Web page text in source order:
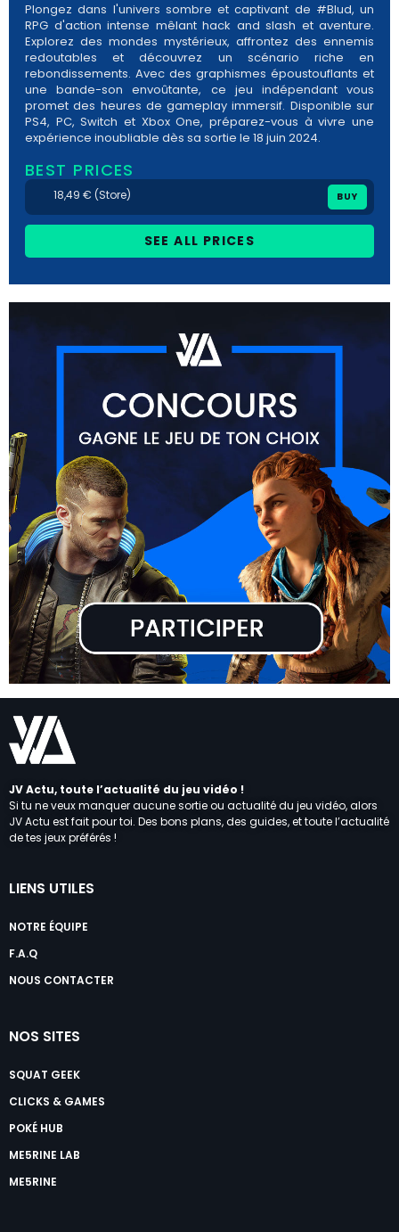
Plongez dans l'univers sombre et captivant de #Blud, un
RPG d'action intense mêlant hack and slash et aventure.
Explorez des mondes mystérieux, affrontez des ennemis
redoutables et découvrez un scénario riche en
rebondissements. Avec des graphismes époustouflants et
une bande-son envoûtante, ce jeu indépendant vous
promet des heures de gameplay immersif. Disponible sur
PS4, PC, Switch et Xbox One, préparez-vous à vivre une
expérience inoubliable dès sa sortie le 18 juin 2024.
BEST PRICES
18,49 € (Store) BUY
SEE ALL PRICES
JV Actu, toute l’actualité du jeu vidéo !
Si tu ne veux manquer aucune sortie ou actualité du jeu vidéo, alors
JV Actu est fait pour toi. Des bons plans, des guides, et toute l’actualité
de tes jeux préférés !
LIENS UTILES
NOTRE ÉQUIPE
F.A.Q
NOUS CONTACTER
NOS SITES
SQUAT GEEK
CLICKS & GAMES
POKÉ HUB
ME5RINE LAB
ME5RINE